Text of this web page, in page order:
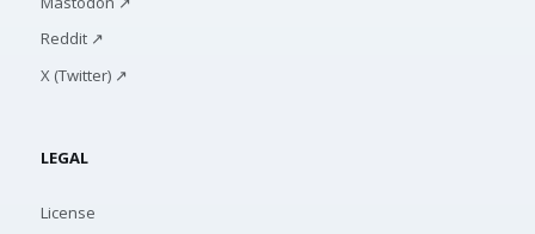
Reddit ↗
X (Twitter) ↗
LEGAL
License